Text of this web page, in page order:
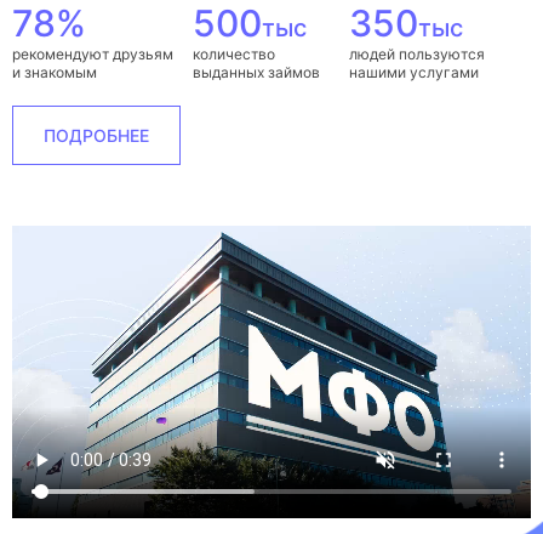
78%
рекомендуют друзьям
и знакомым
500тыс
количество
выданных займов
350тыс
людей пользуются
нашими услугами
ПОДРОБНЕЕ